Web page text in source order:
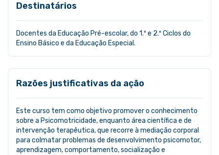
Destinatários
Docentes da Educação Pré-escolar, do 1.º e 2.º Ciclos do
Ensino Básico e da Educação Especial.
Razões justificativas da ação
Este curso tem como objetivo promover o conhecimento
sobre a Psicomotricidade, enquanto área científica e de
intervenção terapêutica, que recorre à mediação corporal
para colmatar problemas de desenvolvimento psicomotor,
aprendizagem, comportamento, socialização e